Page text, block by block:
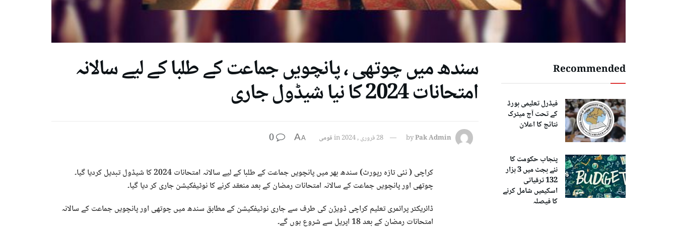
سندھ میں چوتھی ، پانچویں جماعت کے طلبا کے لیے سالانہ
امتحانات 2024 کا نیا شیڈول جاری
byPak Admin 28 فروری , 2024 inقومی A
A
0
کراچی ( نئی تازہ رپورٹ) سندھ بھر میں پانچویں جماعت کے طلبا کے لیے سالانہ امتحانات 2024 کا شیڈول تبدیل کردیا گیا۔
چوتھی اور پانچویں جماعت کے سالانہ امتحانات رمضان کے بعد منعقد کرنے کا نوٹیفکیشن جاری کر دیا گیا۔
ڈائریکٹر پرائمری تعلیم کراچی ڈویژن کی طرف سے جاری نوٹیفکیشن کے مطابق سندھ میں چوتھی اور پانچویں جماعت کے سالانہ
امتحانات رمضان کے بعد 18 اپریل سے شروع ہوں گے۔
Recommended
فیڈرل تعلیمی بورڈ
کے تحت آج میٹرک
نتائج کا اعلان
پنجاب حکومت کا
نئے بجٹ میں 3 ہزار
132 ترقیاتی
اسکیمیں شامل کرنے
کا فیصلہ